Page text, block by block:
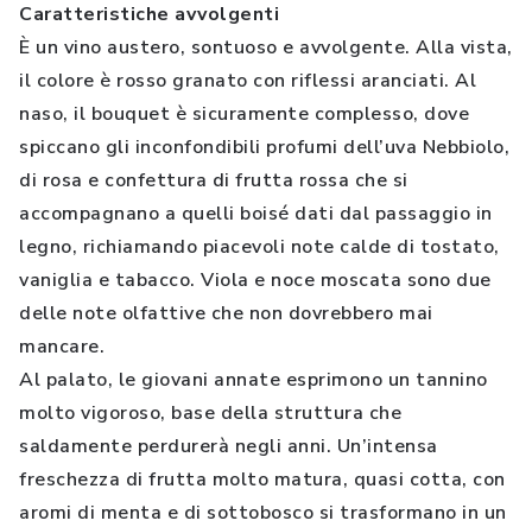
Caratteristiche avvolgenti
È un vino austero, sontuoso e avvolgente. Alla vista,
il colore è rosso granato con riflessi aranciati. Al
naso, il bouquet è sicuramente complesso, dove
spiccano gli inconfondibili profumi dell’uva Nebbiolo,
di rosa e confettura di frutta rossa che si
accompagnano a quelli boisé dati dal passaggio in
legno, richiamando piacevoli note calde di tostato,
vaniglia e tabacco. Viola e noce moscata sono due
delle note olfattive che non dovrebbero mai
mancare.
Al palato, le giovani annate esprimono un tannino
molto vigoroso, base della struttura che
saldamente perdurerà negli anni. Un’intensa
freschezza di frutta molto matura, quasi cotta, con
aromi di menta e di sottobosco si trasformano in un